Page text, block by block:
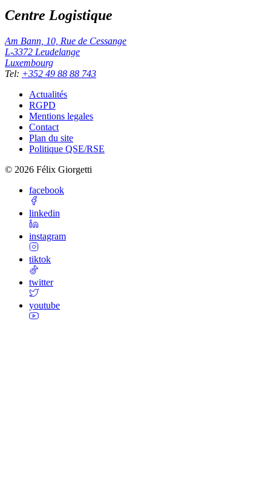
Centre Logistique
Am Bann, 10, Rue de Cessange
L-3372 Leudelange
Luxembourg
Tel: +352 49 88 88 743
Actualités
RGPD
Mentions legales
Contact
Plan du site
Politique QSE/RSE
© 2026 Félix Giorgetti
facebook
linkedin
instagram
tiktok
twitter
youtube